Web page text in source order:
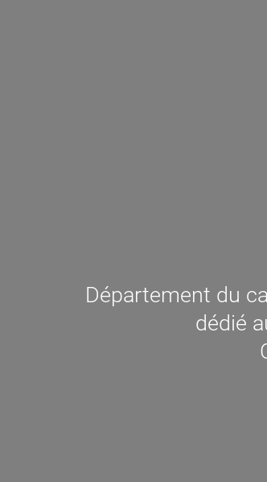
Département du
dédié